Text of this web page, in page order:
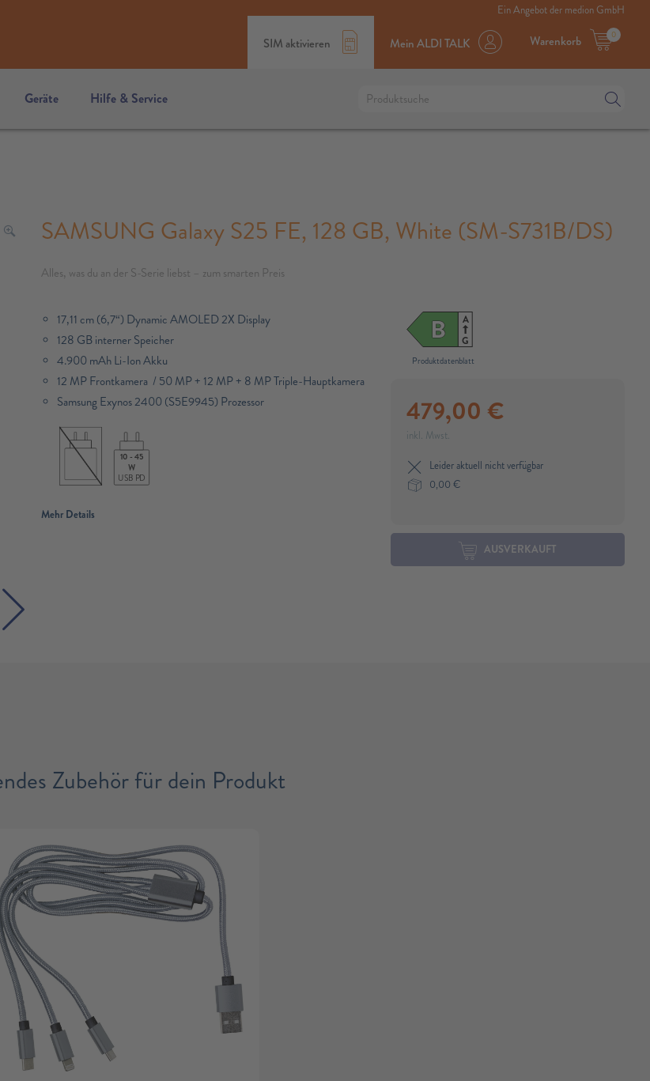
SIM aktivieren Mein ALDI TALK 0
Warenkorb
Geräte Hilfe & Service
Ein Angebot der medion GmbH
SAMSUNG Galaxy S25 FE, 128 GB, White (SM-S731B/DS)
Alles, was du an der S-Serie liebst – zum smarten Preis
17,11 cm (6,7“) Dynamic AMOLED 2X Display
128 GB interner Speicher
4.900 mAh Li-Ion Akku
12 MP Frontkamera / 50 MP + 12 MP + 8 MP Triple-Hauptkamera
Samsung Exynos 2400 (S5E9945) Prozessor
10 - 45
W
USB PD
Mehr Details
A
G
B
Produktdatenblatt
479,00 €
inkl. Mwst.
Leider aktuell nicht verfügbar
0,00 €
AUSVERKAUFT
Zubehör für dein Produkt